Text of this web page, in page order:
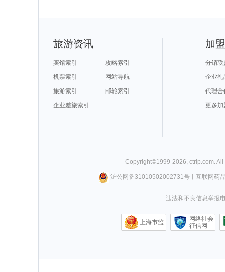
旅游资讯
宾馆索引
攻略索引
机票索引
网站导航
旅游索引
邮轮索引
企业差旅索引
加
分销联
企业礼
代理合
更多加
Copyright©1999-2026 ctrip.com .
沪公网备31010502002731号丨 互联网药
违法和不良信息举报
上海市监
网络社会
征信网